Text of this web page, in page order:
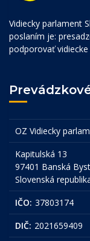
Vidiecky parlament
poslaním je:
podporovať
OZ Vidiecky
Kapitulská 13
97401 Banská
Slovenská
IČO: 37803174
DIČ: 2021659409